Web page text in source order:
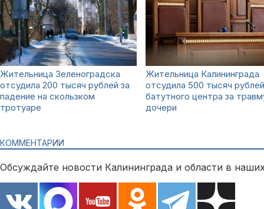
Жительница Зеленоградска
отсудила 200 тысяч рублей за
падение на скользком
тротуаре
Жительница Калининграда
отсудила 500 тысяч
батутного центра за
дочери
КОММЕНТАРИИ
Обсуждайте новости Калининграда и области в